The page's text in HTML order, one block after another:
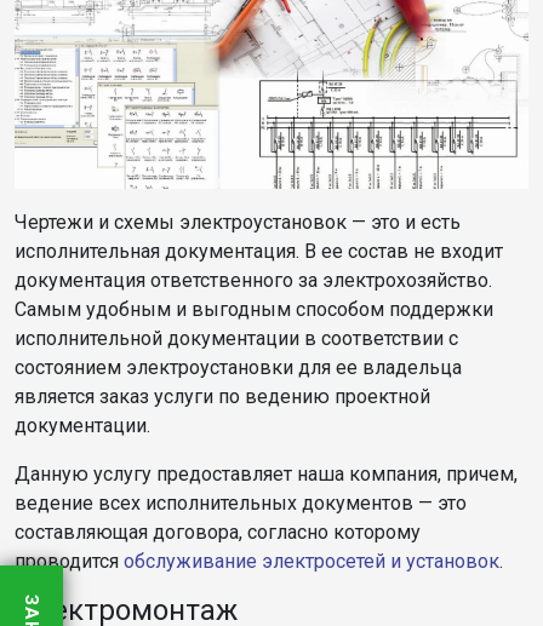
Чертежи и схемы электроустановок — это и есть
исполнительная документация. В ее состав не входит
документация ответственного за электрохозяйство.
Самым удобным и выгодным способом поддержки
исполнительной документации в соответствии с
состоянием электроустановки для ее владельца
является заказ услуги по ведению проектной
документации.
Данную услугу предоставляет наша компания, причем,
ведение всех исполнительных документов — это
составляющая договора, согласно которому
проводится обслуживание электросетей и установок.
Электромонтаж